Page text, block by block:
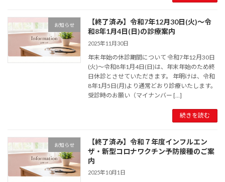
お知らせ
【終了済み】令和7年12月30日(火)～令
和8年1月4日(日)の診療案内
2025年11月30日
年末年始の休診期間について 令和7年12月30日
(火)～令和8年1月4日(日)は、年末年始のため終
日休診とさせていただきます。 年明けは、令和
8年1月5日(月)より通常どおり診療いたします。
受診時のお願い（マイナンバー […]
続きを読む
お知らせ
【終了済み】令和７年度インフルエン
ザ・新型コロナワクチン予防接種のご案
内
2025年10月1日